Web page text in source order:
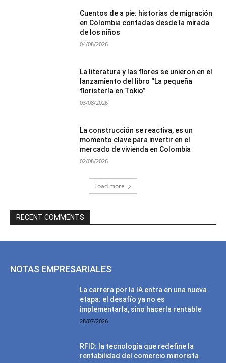
Cuentos de a pie: historias de migración
en Colombia contadas desde la mirada
de los niños
04/08/2026
La literatura y las flores se unieron en el
lanzamiento del libro “La pequeña
floristería en Tokio”
03/08/2026
La construcción se reactiva, es un
momento clave para invertir en el
mercado de vivienda en Colombia
02/08/2026
Load more
RECENT COMMENTS
NOTAS EMPRESARIALES
La carrera por la IA entra en una nueva
etapa: el desafío ya no es
implementarla, sino hacerla rentable
28/07/2026
RFID: la tecnología que redefine la
rentabilidad del comercio minorista